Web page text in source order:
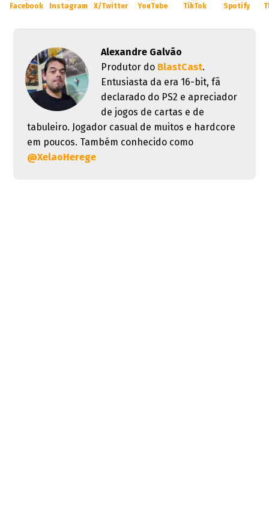
Facebook Instagram X/Twitter YouTube TikTok Spotify
Alexandre Galvão
Produtor do BlastCast.
Entusiasta da era 16-bit, fã
declarado do PS2 e apreciador
de jogos de cartas e de
tabuleiro. Jogador casual de muitos e hardcore
em poucos. Também conhecido como
@XelaoHerege